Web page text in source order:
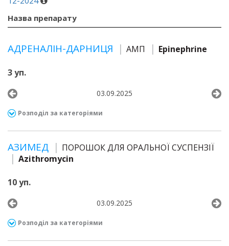
Назва препарату
АДРЕНАЛІН-ДАРНИЦЯ АМП Epinephrine
3 уп.
03.09.2025
Розподіл за категоріями
АЗИМЕД
ПОРОШОК ДЛЯ ОРАЛЬНОЇ СУСПЕНЗІЇ
Azithromycin
10 уп.
03.09.2025
Розподіл за категоріями